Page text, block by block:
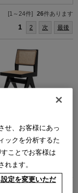
[1～24件] 26件あります
1 2 次 最後
COMPLEX
庫品】仕様＝オーク材ブ
＝籐
コンプレックス チェア
あり
せ、お客様にあっ
ックを分析するた
ことでお客様は
れます。
定を変更いただ